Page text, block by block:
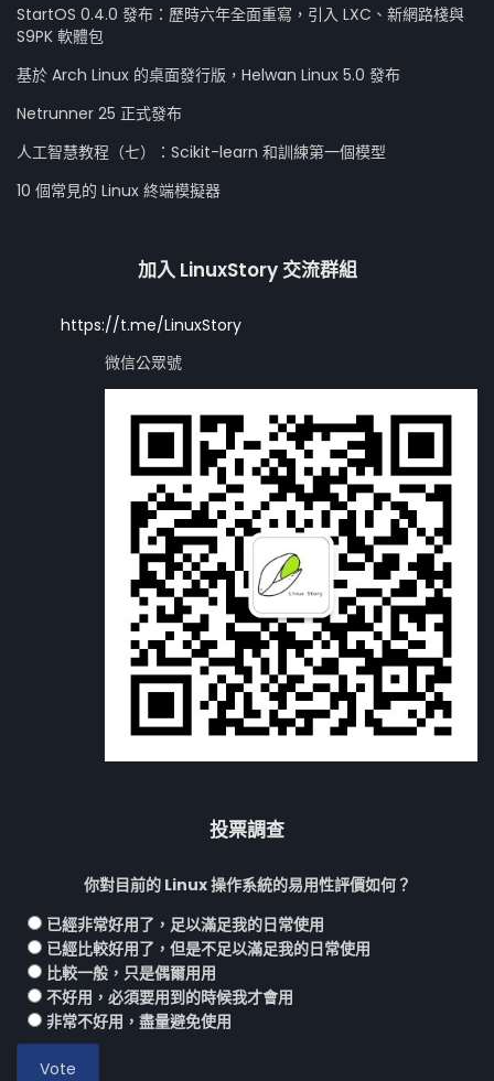
StartOS 0.4.0 發布：歷時六年全面重寫，引入 LXC、新網路棧與
S9PK 軟體包
基於 Arch Linux 的桌面發行版，Helwan Linux 5.0 發布
Netrunner 25 正式發布
人工智慧教程（七）：Scikit-learn 和訓練第一個模型
10 個常見的 Linux 終端模擬器
加入 LinuxStory 交流群組
https://t.me/LinuxStory
微信公眾號
投票調查
你對目前的 Linux 操作系統的易用性評價如何？
已經非常好用了，足以滿足我的日常使用
已經比較好用了，但是不足以滿足我的日常使用
比較一般，只是偶爾用用
不好用，必須要用到的時候我才會用
非常不好用，盡量避免使用